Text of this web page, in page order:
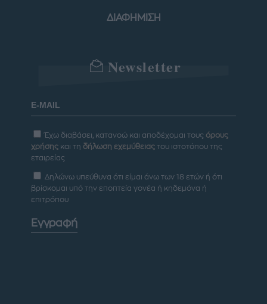
ΔΙΑΦΗΜΙΣΗ
Newsletter
Έχω διαβάσει, κατανοώ και αποδέχομαι τους όρους
χρήσης και τη δήλωση εχεμύθειας του ιστοτόπου της
εταιρείας
Δηλώνω υπεύθυνα ότι είμαι άνω των 18 ετών ή ότι
βρίσκομαι υπό την εποπτεία γονέα ή κηδεμόνα ή
επιτρόπου
Εγγραφή